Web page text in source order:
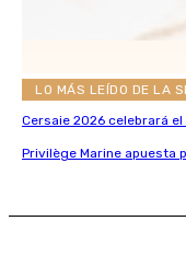
LO MÁS LEÍDO DE LA
Cersaie 2026 celebrará
Privilège Marine apuesta